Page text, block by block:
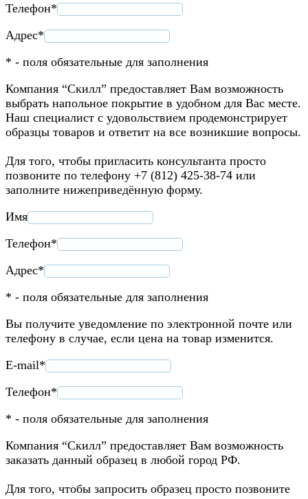
Телефон*
Адрес*
* - поля обязательные для заполнения
Компания “Скилл” предоставляет Вам возможность
выбрать напольное покрытие в удобном для Вас месте.
Наш специалист с удовольствием продемонстрирует
образцы товаров и ответит на все возникшие вопросы.
Для того, чтобы пригласить консультанта просто
позвоните по телефону +7 (812) 425-38-74 или
заполните нижеприведённую форму.
Имя
Телефон*
Адрес*
* - поля обязательные для заполнения
Вы получите уведомление по электронной почте или
телефону в случае, если цена на товар изменится.
E-mail*
Телефон*
* - поля обязательные для заполнения
Компания “Скилл” предоставляет Вам возможность
заказать данный образец в любой город РФ.
Для того, чтобы запросить образец просто позвоните